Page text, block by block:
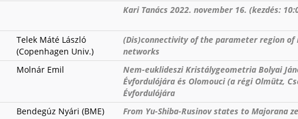
Kari Tanács 2022. november 16. (kezdés:
Telek Máté László
(Copenhagen Univ.)
(Dis)connectivity of the parameter region
networks
Molnár Emil
Nem-euklideszi Kristálygeometria Bolyai
Évfordulójára és Olomouci (a régi Olmütz,
Évfordulójára
Bendegúz Nyári (BME) From Yu-Shiba-Rusinov states to Majorana